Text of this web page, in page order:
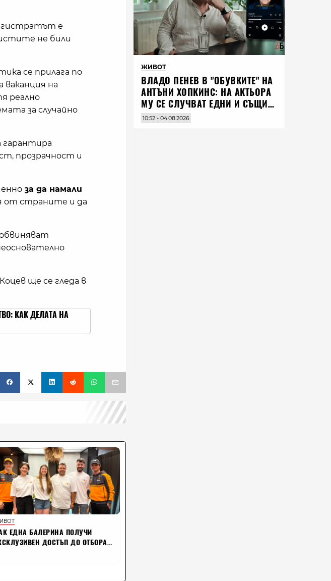
е
не били
се прилага по
на
реално
за случайно
гарантира
прозрачност и
за да намали
от страните и да
ще се гледа в
КАК ДЕЛАТА НА
ЖИВОТ
ВЛАДO ПЕНЕВ В "ОБУВКИТЕ" НА
АНТЪНИ ХОПКИНС: НА АКТЬОРА
МУ СЕ СЛУЧВАТ ЕДНИ И СЪЩИ
НЕЩА ПО ЦЕЛИЯ СВЯТ
10:52 - 04.08.2026